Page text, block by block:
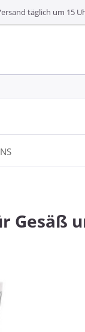
täglich um 15
Gesäß